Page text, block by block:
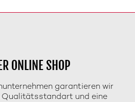
ONLINE SHOP
garantieren wir
Qualitätsstandart und eine